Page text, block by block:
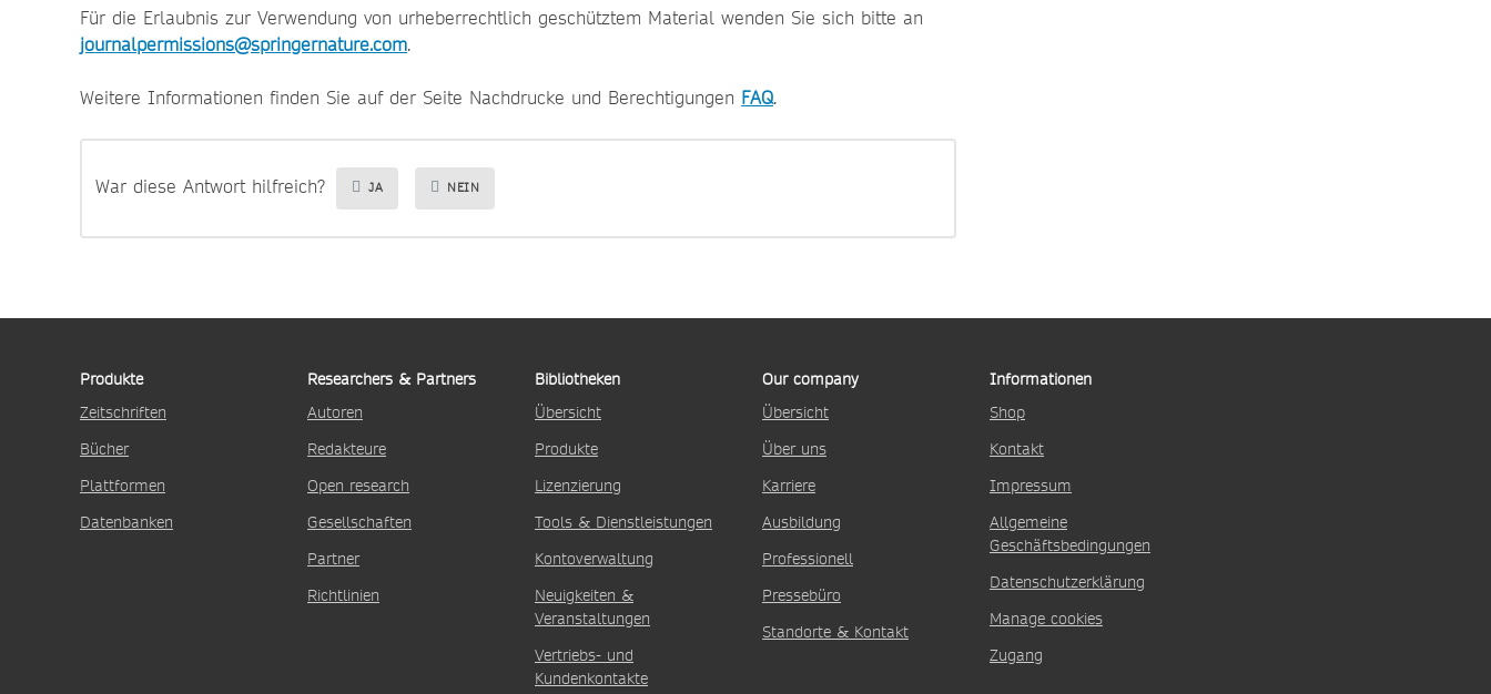
Für die Erlaubnis zur Verwendung von urheberrechtlich geschütztem Material wenden Sie sich bitte an
journalpermissions@springernature.com.
Weitere Informationen finden Sie auf der Seite Nachdrucke und Berechtigungen FAQ.
War diese Antwort hilfreich? JA NEIN
Produkte
Zeitschriften
Bücher
Plattformen
Datenbanken
Researchers & Partners
Autoren
Redakteure
Open research
Gesellschaften
Partner
Richtlinien
Bibliotheken
Übersicht
Produkte
Lizenzierung
Tools & Dienstleistungen
Kontoverwaltung
Neuigkeiten &
Veranstaltungen
Vertriebs- und
Kundenkontakte
Our company
Übersicht
Über uns
Karriere
Ausbildung
Professionell
Pressebüro
Standorte & Kontakt
Informationen
Shop
Kontakt
Impressum
Allgemeine
Geschäftsbedingungen
Datenschutzerklärung
Manage cookies
Zugang